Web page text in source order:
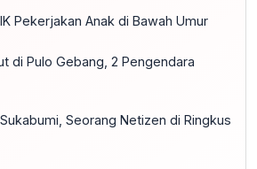
Pekerjakan Anak di Bawah Umur
di Pulo Gebang, 2 Pengendara
Seorang Netizen di Ringkus